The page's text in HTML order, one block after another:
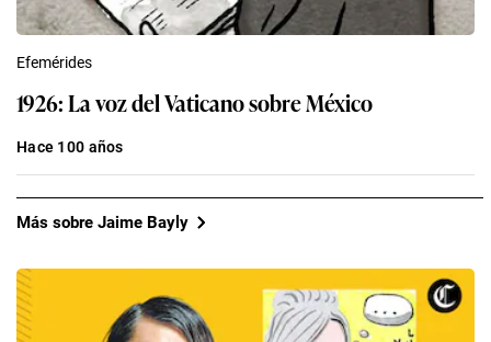
Efemérides
1926: La voz del Vaticano sobre México
Hace 100 años
Más sobre Jaime Bayly